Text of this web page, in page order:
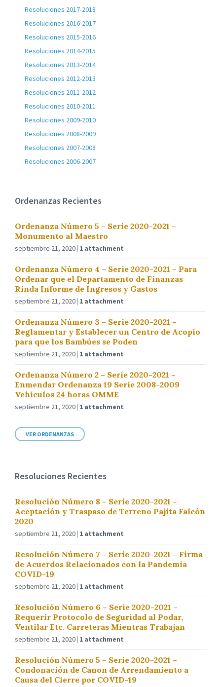
Resoluciones 2017-2018
Resoluciones 2016-2017
Resoluciones 2015-2016
Resoluciones 2014-2015
Resoluciones 2013-2014
Resoluciones 2012-2013
Resoluciones 2011-2012
Resoluciones 2010-2011
Resoluciones 2009-2010
Resoluciones 2008-2009
Resoluciones 2007-2008
Resoluciones 2006-2007
Ordenanzas Recientes
Ordenanza Número 5 – Serie 2020-2021 –
Monumento al Maestro
septiembre 21, 2020 1 attachment
Ordenanza Número 4 – Serie 2020-2021 – Para
Ordenar que el Departamento de Finanzas
Rinda Informe de Ingresos y Gastos
septiembre 21, 2020 1 attachment
Ordenanza Número 3 – Serie 2020-2021 –
Reglamentar y Establecer un Centro de Acopio
para que los Bambúes se Poden
septiembre 21, 2020 1 attachment
Ordenanza Número 2 – Serie 2020-2021 –
Enmendar Ordenanza 19 Serie 2008-2009
Vehículos 24 horas OMME
septiembre 21, 2020 1 attachment
VER ORDENANZAS
Resoluciones Recientes
Resolución Número 8 – Serie 2020-2021 –
Aceptación y Traspaso de Terreno Pajita Falcón
2020
septiembre 21, 2020 1 attachment
Resolución Número 7 – Serie 2020-2021 – Firma
de Acuerdos Relacionados con la Pandemia
COVID-19
septiembre 21, 2020 1 attachment
Resolución Número 6 – Serie 2020-2021 –
Requerir Protocolo de Seguridad al Podar,
Ventilar Etc. Carreteras Mientras Trabajan
septiembre 21, 2020 1 attachment
Resolución Número 5 – Serie 2020-2021 –
Condonación de Canon de Arrendamiento a
Causa del Cierre por COVID-19